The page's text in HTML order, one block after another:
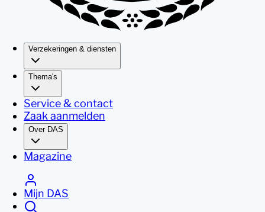
Verzekeringen & diensten
Thema's
Service & contact
Zaak aanmelden
Over DAS
Magazine
Mijn DAS